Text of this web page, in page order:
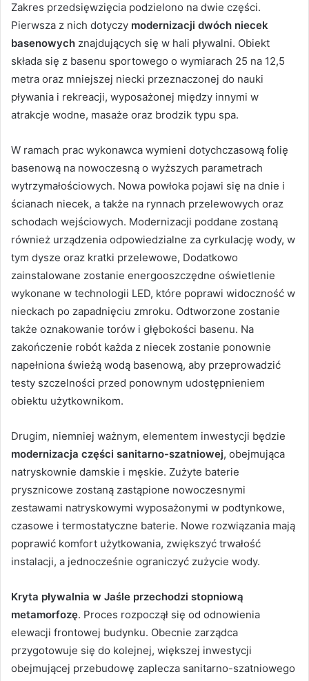
Zakres przedsięwzięcia podzielono na dwie części.
Pierwsza z nich dotyczy modernizacji dwóch niecek
basenowych znajdujących się w hali pływalni. Obiekt
składa się z basenu sportowego o wymiarach 25 na 12,5
metra oraz mniejszej niecki przeznaczonej do nauki
pływania i rekreacji, wyposażonej między innymi w
atrakcje wodne, masaże oraz brodzik typu spa.
W ramach prac wykonawca wymieni dotychczasową folię
basenową na nowoczesną o wyższych parametrach
wytrzymałościowych. Nowa powłoka pojawi się na dnie i
ścianach niecek, a także na rynnach przelewowych oraz
schodach wejściowych. Modernizacji poddane zostaną
również urządzenia odpowiedzialne za cyrkulację wody, w
tym dysze oraz kratki przelewowe, Dodatkowo
zainstalowane zostanie energooszczędne oświetlenie
wykonane w technologii LED, które poprawi widoczność w
nieckach po zapadnięciu zmroku. Odtworzone zostanie
także oznakowanie torów i głębokości basenu. Na
zakończenie robót każda z niecek zostanie ponownie
napełniona świeżą wodą basenową, aby przeprowadzić
testy szczelności przed ponownym udostępnieniem
obiektu użytkownikom.
Drugim, niemniej ważnym, elementem inwestycji będzie
modernizacja części sanitarno-szatniowej, obejmująca
natryskownie damskie i męskie. Zużyte baterie
prysznicowe zostaną zastąpione nowoczesnymi
zestawami natryskowymi wyposażonymi w podtynkowe,
czasowe i termostatyczne baterie. Nowe rozwiązania mają
poprawić komfort użytkowania, zwiększyć trwałość
instalacji, a jednocześnie ograniczyć zużycie wody.
Kryta pływalnia w Jaśle przechodzi stopniową
metamorfozę. Proces rozpoczął się od odnowienia
elewacji frontowej budynku. Obecnie zarządca
przygotowuje się do kolejnej, większej inwestycji
obejmującej przebudowę zaplecza sanitarno-szatniowego